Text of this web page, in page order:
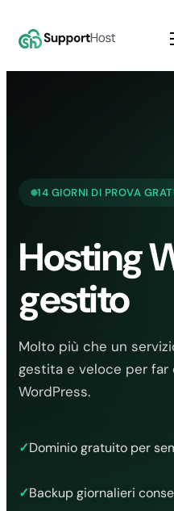
contenuto
14 GIORNI DI PROVA
Hosting
gestito
Molto più che un
gestita e veloce per
WordPress.
✓Dominio gratuito per
✓Backup giornalieri